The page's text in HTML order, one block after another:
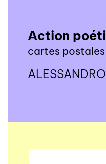
Action
cartes postales